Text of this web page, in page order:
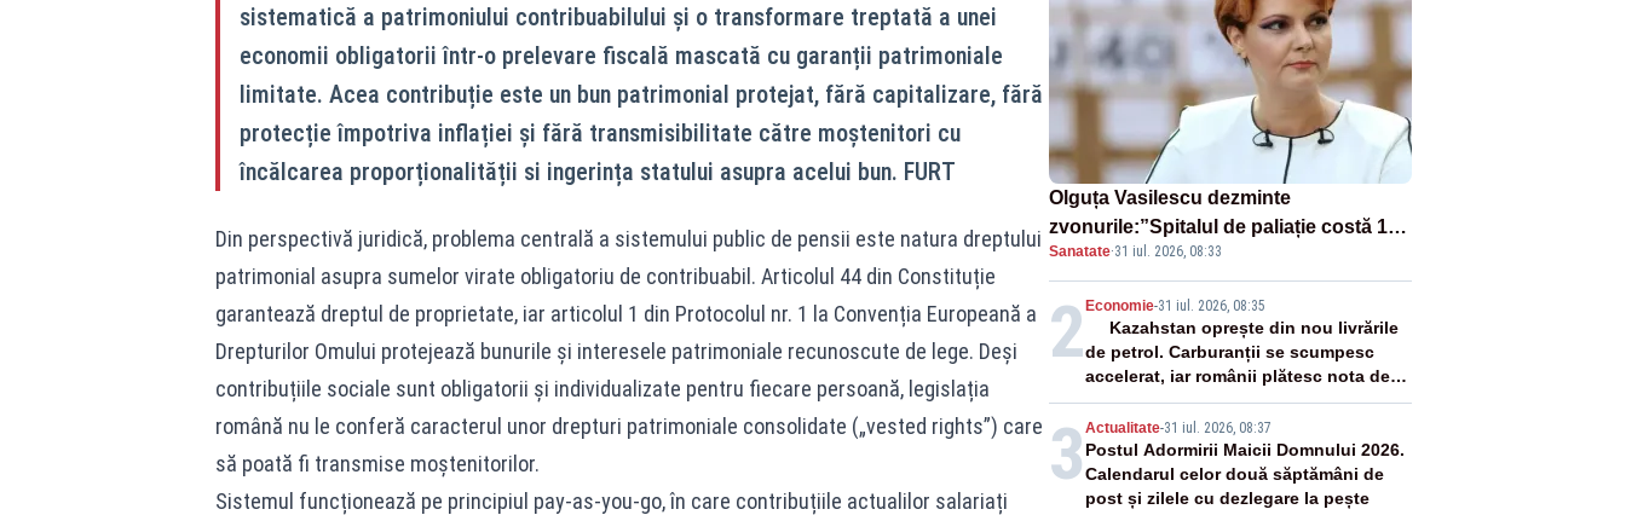
sistematică a patrimoniului contribuabilului și o transformare treptată a unei
economii obligatorii într-o prelevare fiscală mascată cu garanții patrimoniale
limitate. Acea contribuție este un bun patrimonial protejat, fără capitalizare, fără
protecție împotriva inflației și fără transmisibilitate către moștenitori cu
încălcarea proporționalității si ingerința statului asupra acelui bun. FURT
Din perspectivă juridică, problema centrală a sistemului public de pensii este natura dreptului
patrimonial asupra sumelor virate obligatoriu de contribuabil. Articolul 44 din Constituție
garantează dreptul de proprietate, iar articolul 1 din Protocolul nr. 1 la Convenția Europeană a
Drepturilor Omului protejează bunurile și interesele patrimoniale recunoscute de lege. Deși
contribuțiile sociale sunt obligatorii și individualizate pentru fiecare persoană, legislația
română nu le conferă caracterul unor drepturi patrimoniale consolidate („vested rights”) care
să poată fi transmise moștenitorilor.
Sistemul funcționează pe principiul pay-as-you-go, în care contribuțiile actualilor salariați
Olguța Vasilescu dezminte
zvonurile:”Spitalul de paliație costă 199
de milioane de euro, nu 500 de
milioane”
Sanatate·31 iul. 2026, 08:33
2Economie-31 iul. 2026, 08:35
Kazahstan oprește din nou livrările
de petrol. Carburanții se scumpesc
accelerat, iar românii plătesc nota de
plată
3 Actualitate-31 iul. 2026, 08:37
Postul Adormirii Maicii Domnului 2026.
Calendarul celor două săptămâni de
post și zilele cu dezlegare la pește